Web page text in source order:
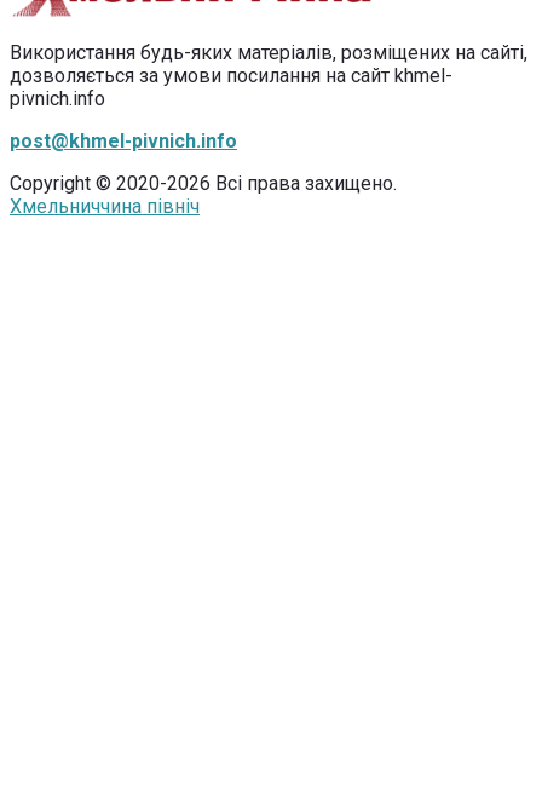
Використання будь-яких матеріалів, розміщених на сайті,
дозволяється за умови посилання на сайт khmel-
pivnich.info
post@khmel-pivnich.info
Copyright © 2020-2026 Всі права захищено.
Хмельниччина північ